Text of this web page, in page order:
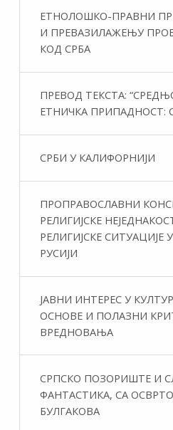
ЕТНОЛОШКО-ПРАВНИ
И ПРЕВАЗИЛАЖЕЊУ
КОД СРБА
ПРЕВОД ТЕКСТА:
ЕТНИЧКА ПРИПАДНОСТ:
СРБИ У КАЛИФОРНИЈИ
ПРОПРАВОСЛАВНИ
РЕЛИГИЈСКЕ
РЕЛИГИЈСКЕ СИТУАЦИЈЕ
РУСИЈИ
ЈАВНИ ИНТЕРЕС У
ОСНОВЕ И ПОЛАЗНИ
ВРЕДНОВАЊА
СРПСКО ПОЗОРИШТЕ И
ФАНТАСТИКA, СА
БУЛГАКОВА